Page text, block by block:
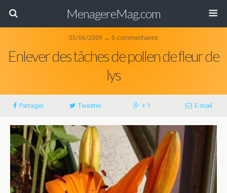
MenagereMag.com
05/06/2009 ↔ 5 commentaires
Enlever des tâches de pollen de fleur de
lys
Partager Tweeter + 1 E-mail